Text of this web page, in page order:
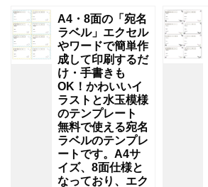
A4・8面の「宛名
ラベル」エクセル
やワードで簡単作
成して印刷するだ
け・手書きも
OK！かわいいイ
ラストと水玉模様
のテンプレート
無料で使える宛名
ラベルのテンプレ
ートです。A4サ
イズ、8面仕様と
なっており、エク